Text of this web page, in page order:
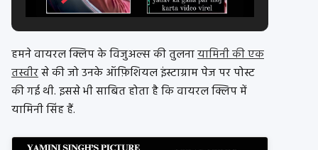
हमने वायरल क्लिप के विजुअल्स की तुलनायामिनी की एक
तस्वीरसे की जो उनके ऑफ़िशियल इंस्टाग्राम पेज पर पोस्ट
की गई थी. इससे भी साबित होता है कि वायरल क्लिप में
यामिनी सिंह हैं.